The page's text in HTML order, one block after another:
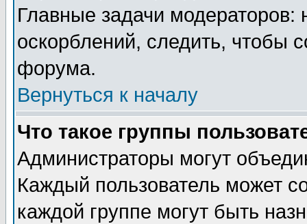
Главные задачи
оскорблений, следить, чтобы
форума.
Вернуться к началу
Что такое группы
Администраторы могут
Каждый пользователь может
каждой группе могут быть